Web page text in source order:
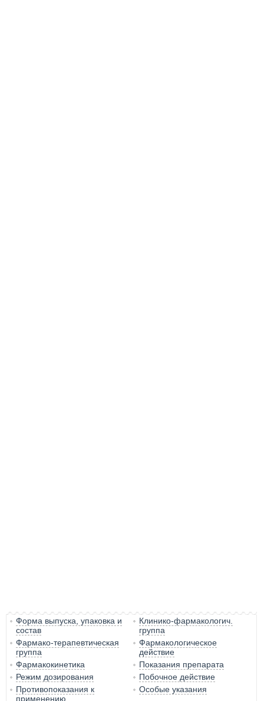
Форма выпуска, упаковка и
состав
Клинико-фармакологич.
группа
Фармако-терапевтическая
группа
Фармакологическое
действие
Фармакокинетика
Показания препарата
Режим дозирования
Побочное действие
Противопоказания к
применению
Особые указания